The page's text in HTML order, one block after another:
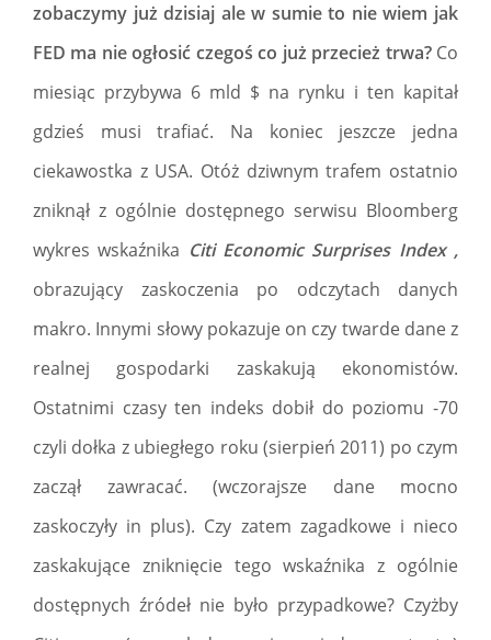
zobaczymy już dzisiaj ale w sumie to nie wiem jak
FED ma nie ogłosić czegoś co już przecież trwa?Co
miesiąc przybywa 6 mld $ na rynku i ten kapitał
gdzieś musi trafiać. Na koniec jeszcze jedna
ciekawostka z USA. Otóż dziwnym trafem ostatnio
zniknął z ogólnie dostępnego serwisu Bloomberg
wykres wskaźnika Citi Economic Surprises Index ,
obrazujący zaskoczenia po odczytach danych
makro. Innymi słowy pokazuje on czy twarde dane z
realnej gospodarki zaskakują ekonomistów.
Ostatnimi czasy ten indeks dobił do poziomu -70
czyli dołka z ubiegłego roku (sierpień 2011) po czym
zaczął zawracać. (wczorajsze dane mocno
zaskoczyły in plus). Czy zatem zagadkowe i nieco
zaskakujące zniknięcie tego wskaźnika z ogólnie
dostępnych źródeł nie było przypadkowe? Czyżby